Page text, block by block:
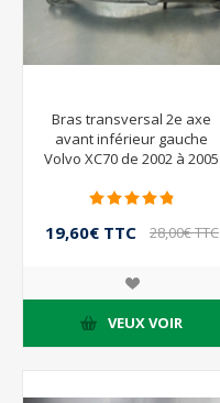
Bras transversal 2e axe
avant inférieur gauche
Volvo XC70 de 2002 à 2005
19,60€ TTC 28,00€ TTC
VEUX VOIR